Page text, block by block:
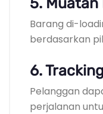
Barang di-
berdasarkan
6.
Pelanggan
perjalanan